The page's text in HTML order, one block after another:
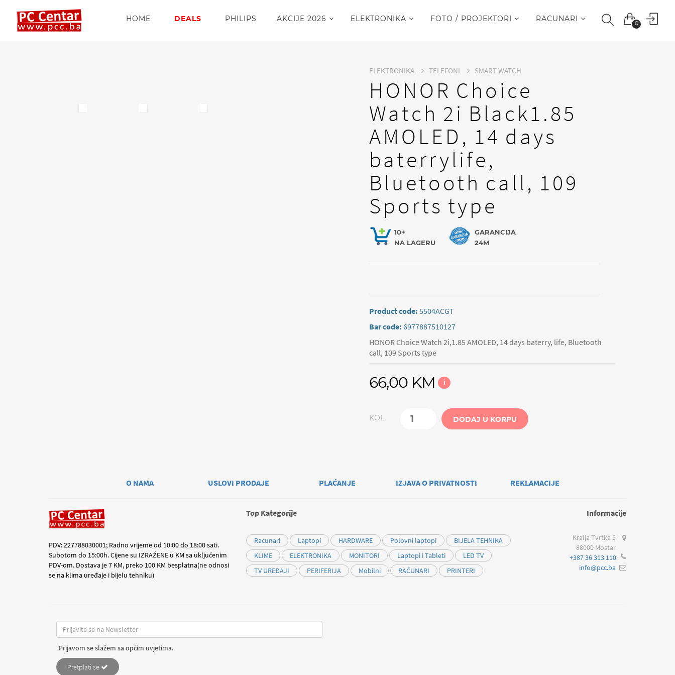
0
HOME DEALS PHILIPS AKCIJE 2026 ELEKTRONIKA FOTO / PROJEKTORI RACUNARI
ELEKTRONIKA TELEFONI SMART WATCH
HONOR Choice
Watch 2i Black1.85
AMOLED, 14 days
baterrylife,
Bluetooth call, 109
Sports type
10+
NA LAGERU
GARANCIJA
24M
Product code:5504ACGT
Bar code:6977887510127
HONOR Choice Watch 2i,1.85 AMOLED, 14 days baterry, life, Bluetooth
call, 109 Sports type
66,00 KM i
KOL DODAJ U KORPU
O NAMA USLOVI PRODAJE PLAĆANJE IZJAVA O PRIVATNOSTI REKLAMACIJE
PDV: 227788030001; Radno vrijeme od 10:00 do 18:00 sati.
Subotom do 15:00h. Cijene su IZRAŽENE u KM sa uključenim
PDV-om. Dostava je 7 KM, preko 100 KM besplatna(ne odnosi
se na klima uređaje i bijelu tehniku)
Top Kategorije
Racunari Laptopi HARDWARE Polovni laptopi
BIJELA TEHNIKA
KLIME
ELEKTRONIKA MONITORI Laptopi i Tableti
LED TV
TV UREĐAJI
PERIFERIJA Mobilni RAČUNARI PRINTERI
Informacije
Kralja Tvrtka 5
88000 Mostar
+387 36 313 110
info@pcc.ba
Prijavom se slažem sa općim uvjetima.
Pretplati se